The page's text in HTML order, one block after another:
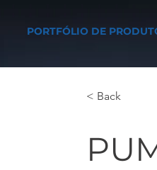
PORTFÓLIO DE
< Back